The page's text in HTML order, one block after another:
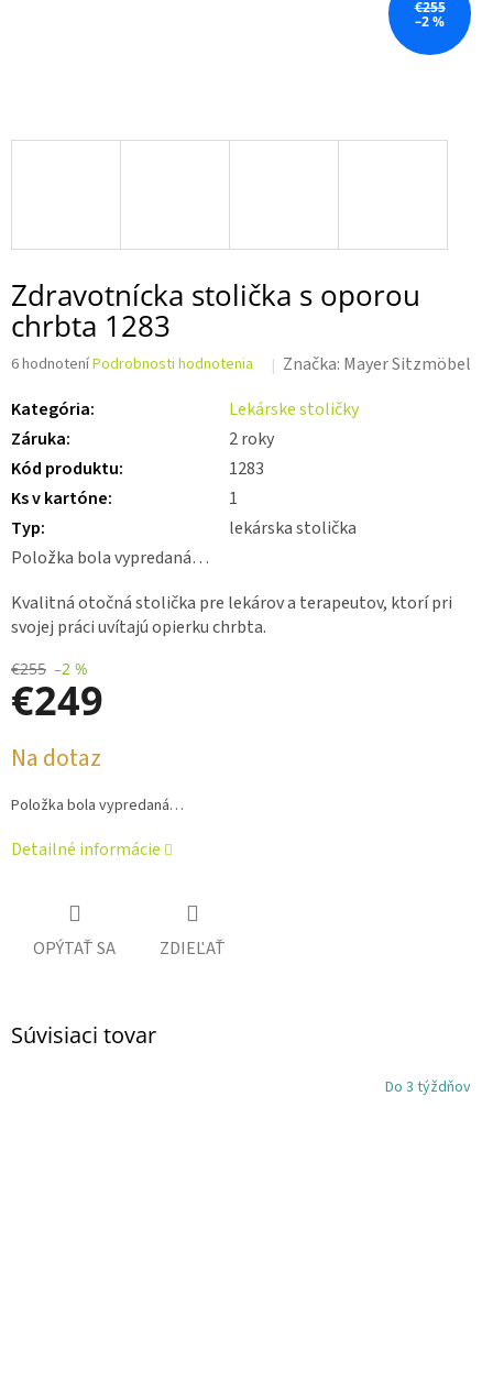
€255
–2 %
Zdravotnícka stolička s oporou
chrbta 1283
Priemerné
produktu
4,5
z 5
hviezdičiek.
6 hodnoteníPodrobnosti hodnotenia Značka: Mayer Sitzmöbel
Kategória:
Lekárske stoličky
Záruka:
2 roky
Kód produktu:
1283
Ks v kartóne:
1
Typ:
lekárska stolička
Položka bola vypredaná…
Kvalitná otočná stolička pre lekárov a terapeutov, ktorí pri
svojej práci uvítajú opierku chrbta.
€255 –2 %
€249
Jednotková
cena:
Na dotaz
Položka bola vypredaná…
Detailné informácie
OPÝTAŤ SA ZDIEĽAŤ
Súvisiaci tovar
Do 3 týždňov